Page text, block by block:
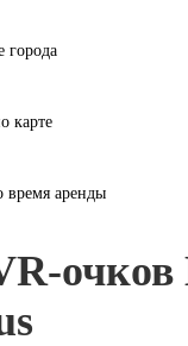
города
карте
время аренды
очков